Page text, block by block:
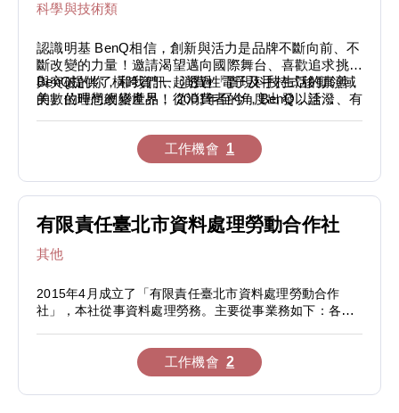
則包括筆記型電腦、印表機、掃瞄器等。
購窗口。
科學與技術類
認識明基 BenQ相信，創新與活力是品牌不斷向前、不
斷改變的力量！邀請渴望邁向國際舞台、喜歡追求挑戰
與突破的你，和我們一起透過「實現科技生活的真善
美」的理想改變世界！ 2001年至今，BenQ以活潑、有
我們除了在全球28國設有155個服務據點，也在臺灣、
北美、拉丁美洲、中國、歐洲、亞太六大區域中成立了
營運中心，行銷至高達130多個國家。
BenQ提供了橫跨資訊、消費性電子及手持式移動領域
的數位時尚網絡產品，從消費者的角度出發，詮
踏入全球品牌的最佳選擇，我們不僅以實際行動滿足消
費者的需求，更是透過設計簡易和人性化的產品功能及
外觀，豐富人們的生活。 BenQ始終秉持著以人為本的
理念及關懷社會的價值觀，推動企業社會責任、發揚品
牌精神，積極打造多元、平等、共融的職場環境。相信
因著有了你我和BenQ的共同努力，可以用充滿價值的
每一天，打造一個更真實而美麗的世界！
工作機會 1
有限責任臺北市資料處理勞動合作社
其他
2015年4月成立了「有限責任臺北市資料處理勞動合作
社」，本社從事資料處理勞務。主要從事業務如下：各項
本社歡迎銀髮族及二度就業人士，亦歡迎及協助弱勢族群
及身心障礙人士就業。
工作機會 2